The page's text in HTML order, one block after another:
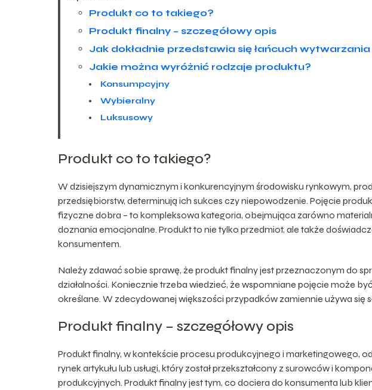
Produkt co to takiego?
Produkt finalny – szczegółowy opis
Jak dokładnie przedstawia się łańcuch
Jakie można wyróżnić rodzaje produktu?
Konsumpcyjny
Wybieralny
Luksusowy
Produkt co to takiego?
W dzisiejszym dynamicznym i konkurencyjnym środowisku rynkowym,
przedsiębiorstw, determinują ich sukces czy niepowodzenie. Pojęcie
fizyczne dobra – to kompleksowa kategoria, obejmująca zarówno
doznania emocjonalne. Produkt to nie tylko przedmiot, ale także
konsumentem.
Należy zdawać sobie sprawę, że produkt finalny jest przeznaczonym do
działalności. Koniecznie trzeba wiedzieć, że wspomniane pojęcie może
określane. W zdecydowanej większości przypadków zamiennie używa się
Produkt finalny – szczegółowy opis
Produkt finalny, w kontekście procesu produkcyjnego i marketingowego,
rynek artykułu lub usługi, który został przekształcony z surowców i
produkcyjnych. Produkt finalny jest tym, co dociera do konsumenta lub